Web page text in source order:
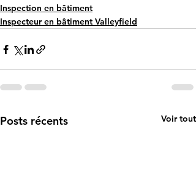
Inspection en bâtiment
Inspecteur en bâtiment Valleyfield
Posts récents Voir tout